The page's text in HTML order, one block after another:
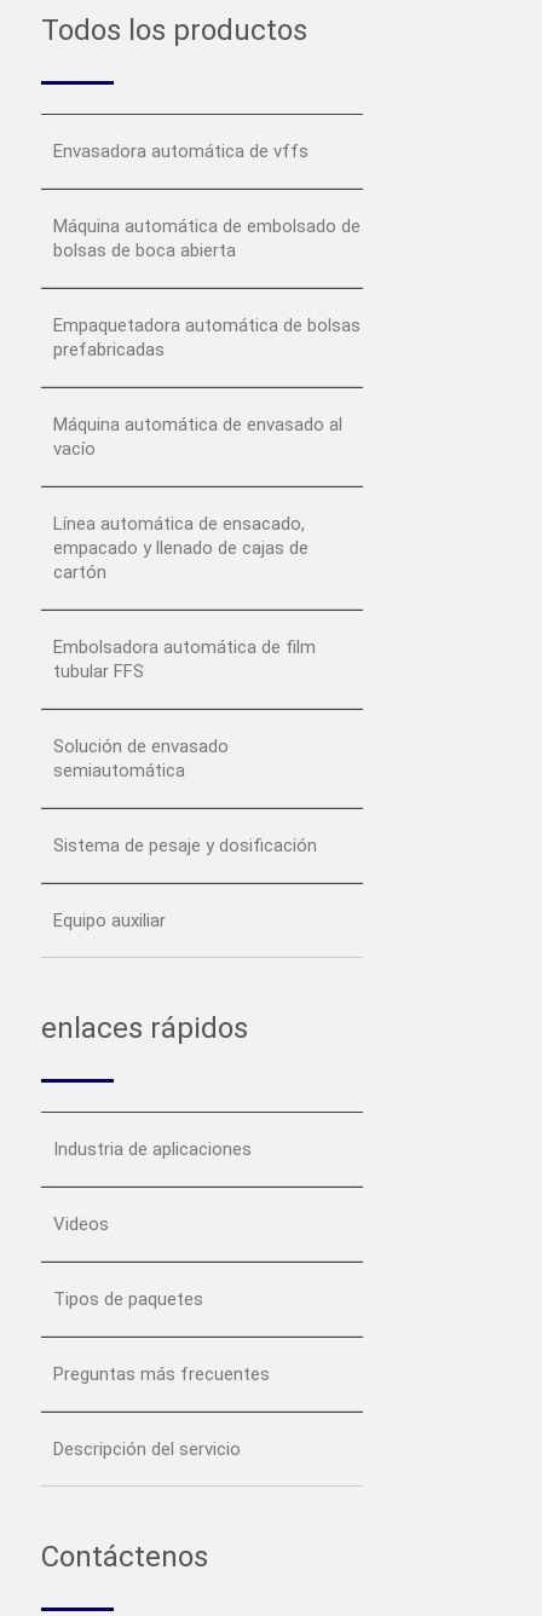
Todos los productos
Envasadora automática de vffs
Máquina automática de embolsado de
bolsas de boca abierta
Empaquetadora automática de bolsas
prefabricadas
Máquina automática de envasado al
vacío
Línea automática de ensacado,
empacado y llenado de cajas de
cartón
Embolsadora automática de film
tubular FFS
Solución de envasado
semiautomática
Sistema de pesaje y dosificación
Equipo auxiliar
enlaces rápidos
Industria de aplicaciones
Videos
Tipos de paquetes
Preguntas más frecuentes
Descripción del servicio
Contáctenos